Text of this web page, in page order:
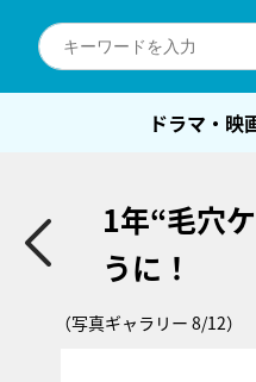
ドラマ・映
1年“毛穴
うに！
（写真ギャラリー 8/12）